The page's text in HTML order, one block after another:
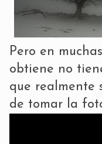
Pero en
obtiene no
que realmente
de tomar la